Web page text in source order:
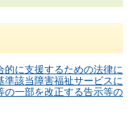
に支援するための法律に
該当障害福祉サービスに
の一部を改正する告示等の